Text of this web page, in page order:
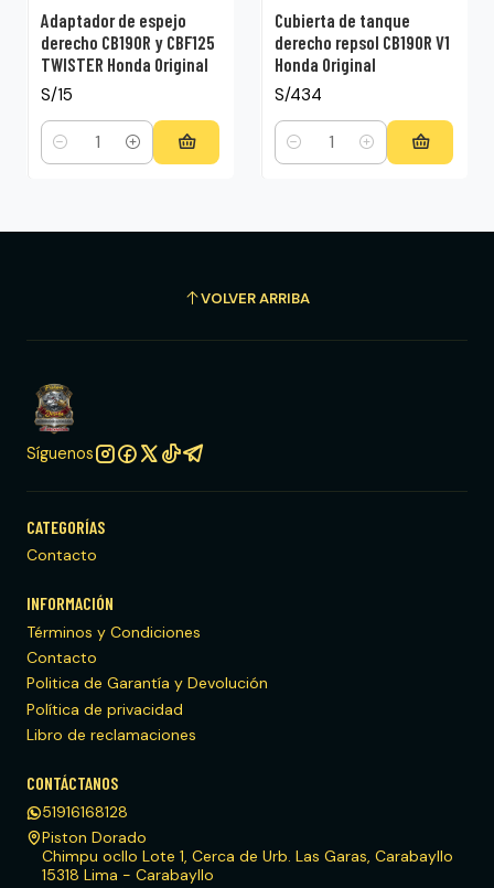
Adaptador de espejo
derecho CB190R y CBF125
TWISTER Honda Original
S/15
Cantidad
Cubierta de tanque
derecho repsol CB190R V1
Honda Original
S/434
Cantidad
VOLVER ARRIBA
Síguenos
CATEGORÍAS
Contacto
INFORMACIÓN
Términos y Condiciones
Contacto
Politica de Garantía y Devolución
Política de privacidad
Libro de reclamaciones
CONTÁCTANOS
51916168128
Piston Dorado
Chimpu ocllo Lote 1, Cerca de Urb. Las Garas, Carabayllo
15318 Lima - Carabayllo